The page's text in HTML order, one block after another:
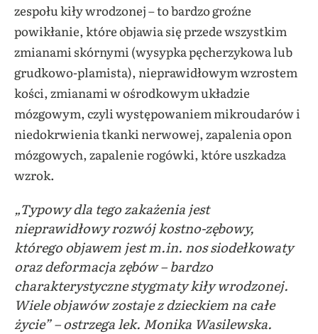
zespołu kiły wrodzonej – to bardzo groźne
powikłanie, które objawia się przede wszystkim
zmianami skórnymi (wysypka pęcherzykowa lub
grudkowo-plamista), nieprawidłowym wzrostem
kości, zmianami w ośrodkowym układzie
mózgowym, czyli występowaniem mikroudarów i
niedokrwienia tkanki nerwowej, zapalenia opon
mózgowych, zapalenie rogówki, które uszkadza
wzrok.
„Typowy dla tego zakażenia jest
nieprawidłowy rozwój kostno-zębowy,
którego objawem jest m.in. nos siodełkowaty
oraz deformacja zębów – bardzo
charakterystyczne stygmaty kiły wrodzonej.
Wiele objawów zostaje z dzieckiem na całe
życie” – ostrzega lek. Monika Wasilewska.